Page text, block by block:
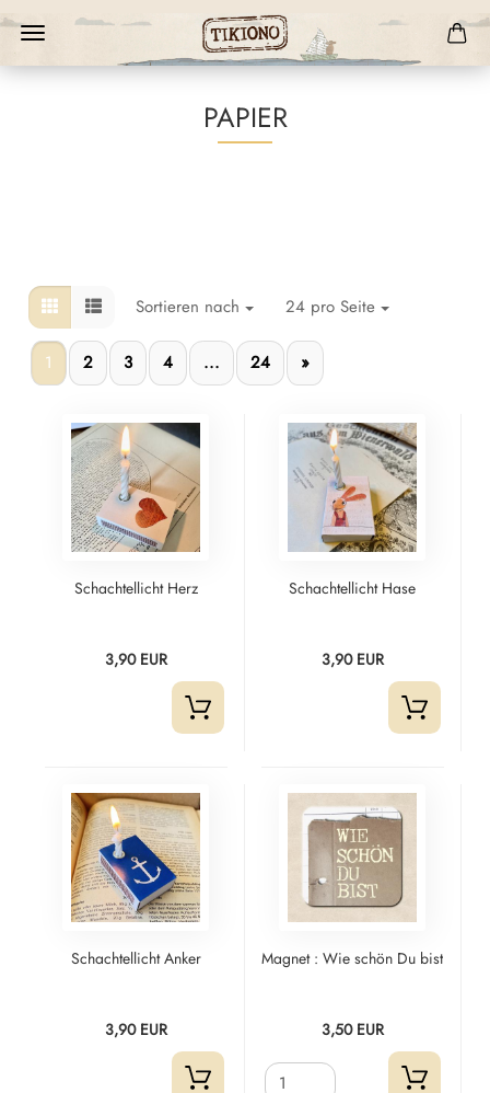
PAPIER
Sortieren nach 24 pro Seite
1 2 3 4 ... 24 »
Schachtellicht Herz
3,90 EUR
Schachtellicht Hase
3,90 EUR
Schachtellicht Anker
3,90 EUR
Magnet : Wie schön Du bist
3,50 EUR